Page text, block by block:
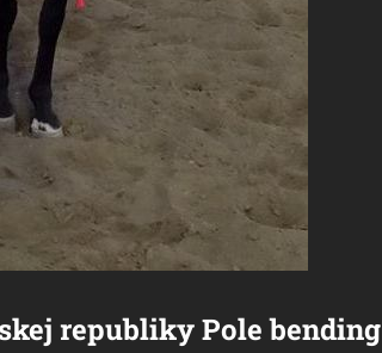
republiky Pole bending